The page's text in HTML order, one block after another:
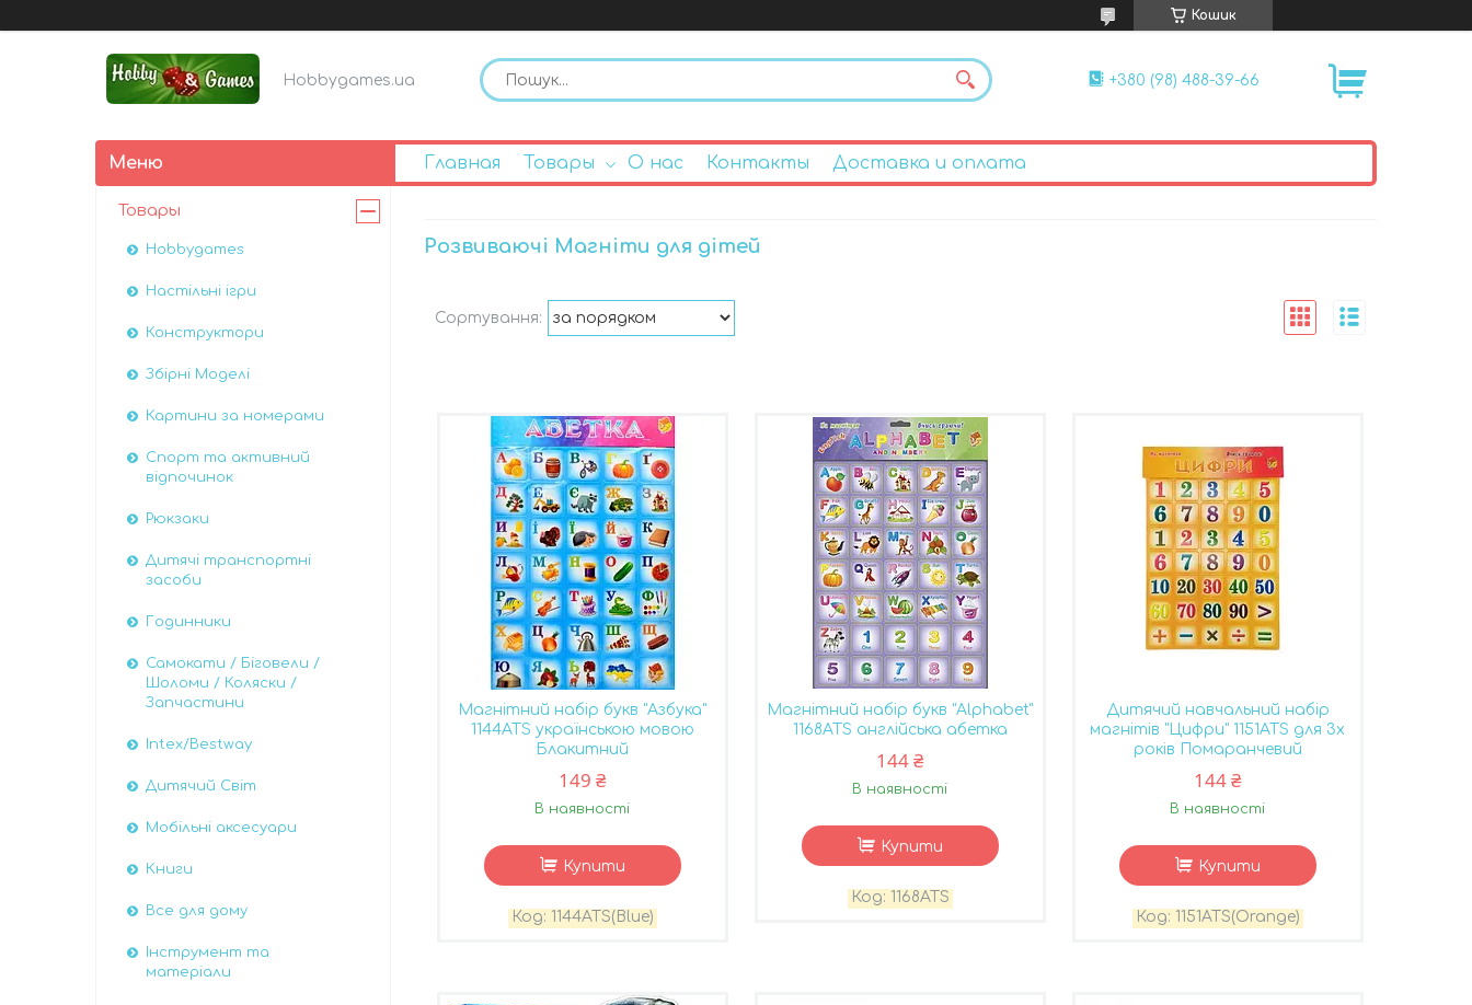
Кошик
Hobbygames.ua +380 (98) 488-39-66
Главная Товары О нас Контакты Доставка и оплата
Розвиваючі Магніти для дітей
Магнітний набір букв "Азбука"
1144ATS українською мовою
Блакитний
149 ₴
В наявності
Купити
1144ATS(Blue)
Магнітний набір букв "Alphabet"
1168ATS англійська абетка
144 ₴
В наявності
Купити
1168ATS
Дитячий навчальний набір
магнітів "Цифри" 1151ATS для 3х
років Помаранчевий
144 ₴
В наявності
Купити
1151ATS(Orange)
Товары
Hobbygames
Настільні ігри
Конструктори
Збірні Моделі
Картини за номерами
Спорт та активний
відпочинок
Рюкзаки
Дитячі транспортні
засоби
Годинники
Самокати / Біговели /
Шоломи / Коляски /
Запчастини
Intex/Bestway
Дитячий Світ
Мобільні аксесуари
Книги
Все для дому
Інструмент та
матеріали